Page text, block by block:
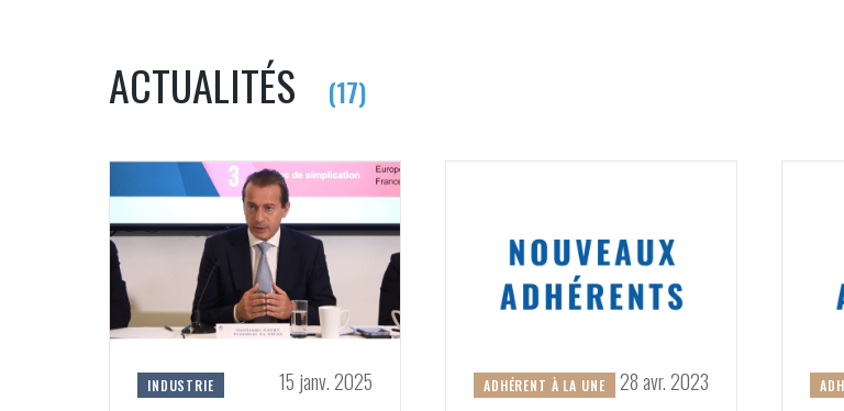
ACTUALITÉS (17)
INDUSTRIE 15 janv. 2025 ADHÉRENT À LA UNE 28 avr. 2023